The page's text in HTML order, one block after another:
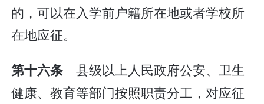
的，可以在入学前户籍所在地或者学校所
在地应征。
第十六条 县级以上人民政府公安、卫生
健康、教育等部门按照职责分工，对应征